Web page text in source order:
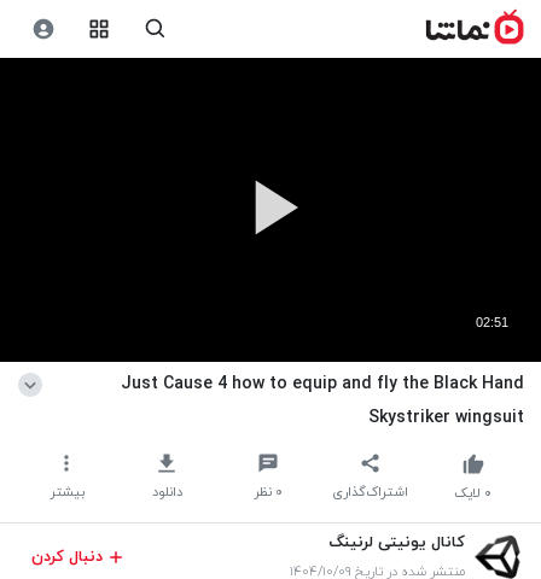
02:51
Just Cause 4 how to equip and fly the Black Hand
Skystriker wingsuit
اشتراک‌گذاری ۰ نظر دانلود بیشتر ۰ لایک
کانال یونیتی لرنینگ
منتشر شده در تاریخ ۱۴۰۴/۱۰/۰۹
دنبال کردن